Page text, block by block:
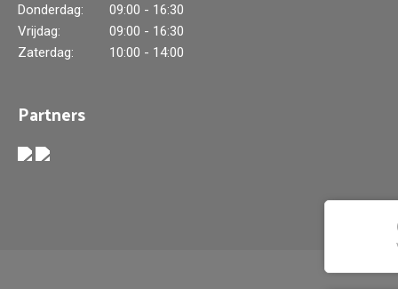
Donderdag:
09:00 - 16:30
Vrijdag:
09:00 - 16:30
Zaterdag:
10:00 - 14:00
Partners